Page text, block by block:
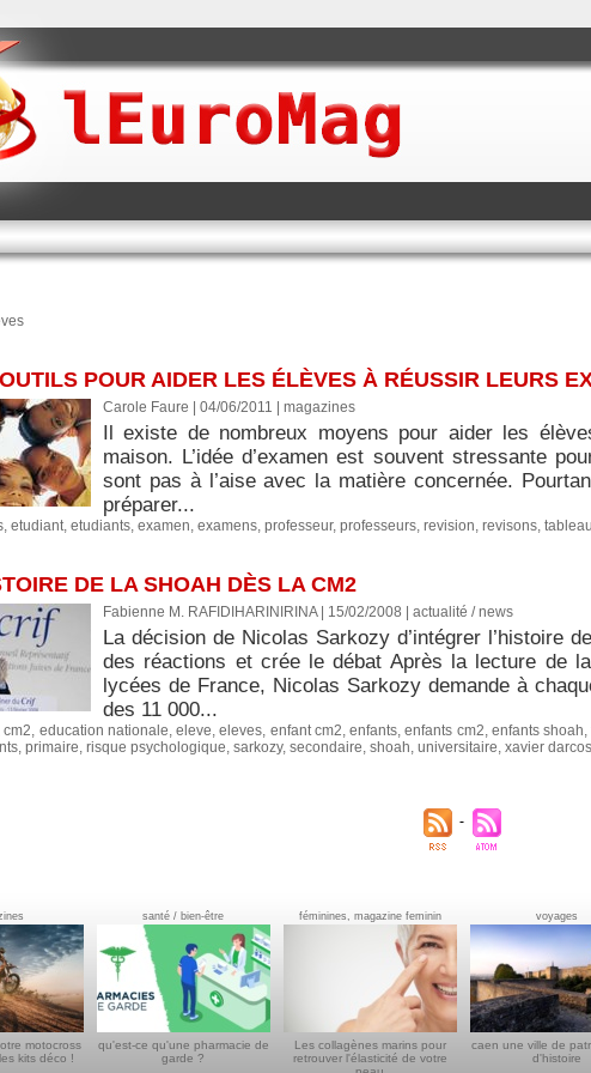
POUR AIDER LES ÉLÈVES À RÉUSSIR LEURS
Carole Faure | 04/06/2011 magazines
Il existe de nombreux moyens pour aider les
maison. L’idée d’examen est souvent stressante
sont pas à l’aise avec la matière concernée.
préparer...
, etudiant, etudiants, examen, examens, professeur, professeurs, revision, revisons,
DE LA SHOAH DÈS LA CM2
Fabienne M. RAFIDIHARINIRINA | 15/02/2008 actualité / news
La décision de Nicolas Sarkozy d’intégrer l’histoire
des réactions et crée le débat Après la lecture de
lycées de France, Nicolas Sarkozy demande à
des 11 000...
cm2, education nationale, eleve,eleves, enfant cm2, enfants,enfants cm2, enfants shoah,
, primaire, risque psychologique, sarkozy, secondaire, shoah, universitaire, xavier darcos
motocross
kits déco !
santé / bien-être
qu'est-ce qu'une pharmacie de
garde ?
féminines, magazine feminin
Les collagènes marins pour
retrouver l'élasticité de votre
voyages
caen une ville de
d'histoire